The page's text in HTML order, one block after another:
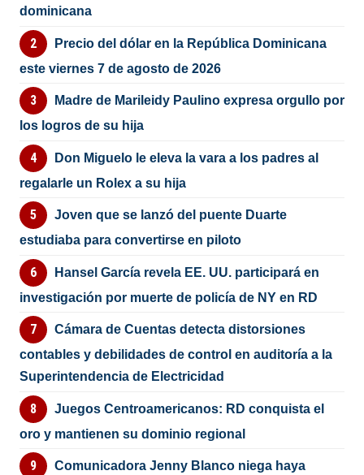
dominicana
Precio del dólar en la República Dominicana
este viernes 7 de agosto de 2026
Madre de Marileidy Paulino expresa orgullo por
los logros de su hija
Don Miguelo le eleva la vara a los padres al
regalarle un Rolex a su hija
Joven que se lanzó del puente Duarte
estudiaba para convertirse en piloto
Hansel García revela EE. UU. participará en
investigación por muerte de policía de NY en RD
Cámara de Cuentas detecta distorsiones
contables y debilidades de control en auditoría a la
Superintendencia de Electricidad
Juegos Centroamericanos: RD conquista el
oro y mantienen su dominio regional
Comunicadora Jenny Blanco niega haya